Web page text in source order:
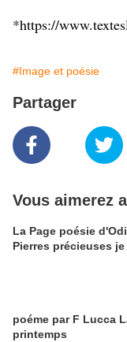
*https://
#Image et poésie
Partager
Vous aimerez
La Page poésie
Pierres précieuses
poéme par F Lucca
printemps